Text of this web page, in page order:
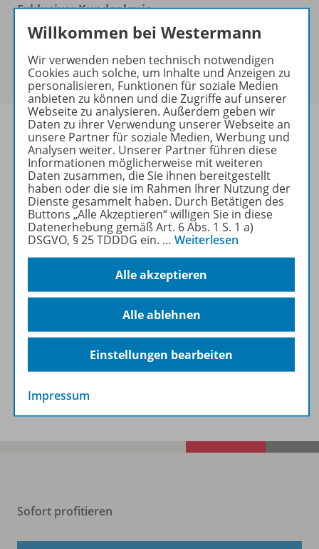
Exklusiver Kundenkreis
Dieses Produkt darf nur von
Ausbildern/Ausbilderinnen, Schulen, Lehrkräften
und Referendaren/Referendarinnen erworben
werden.
Produktinformationen
Beschreibung
Lizenzbedingungen
Zugehörige Produkte
Benachrichtigungs-Service
Sofort profitieren
Willkommen bei Westermann
Wir verwenden neben technisch notwendigen
Cookies auch solche, um Inhalte und Anzeigen zu
personalisieren, Funktionen für soziale Medien
anbieten zu können und die Zugriffe auf unserer
Webseite zu analysieren. Außerdem geben wir
Daten zu ihrer Verwendung unserer Webseite an
unsere Partner für soziale Medien, Werbung und
Analysen weiter. Unserer Partner führen diese
Informationen möglicherweise mit weiteren
Daten zusammen, die Sie ihnen bereitgestellt
haben oder die sie im Rahmen Ihrer Nutzung der
Dienste gesammelt haben. Durch Betätigen des
Buttons „Alle Akzeptieren“ willigen Sie in diese
Datenerhebung gemäß Art. 6 Abs. 1 S. 1 a)
DSGVO, § 25 TDDDG ein. … Weiterlesen
Alle akzeptieren
Alle ablehnen
Einstellungen bearbeiten
Impressum